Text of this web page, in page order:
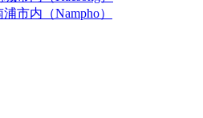
市内（Nampho）